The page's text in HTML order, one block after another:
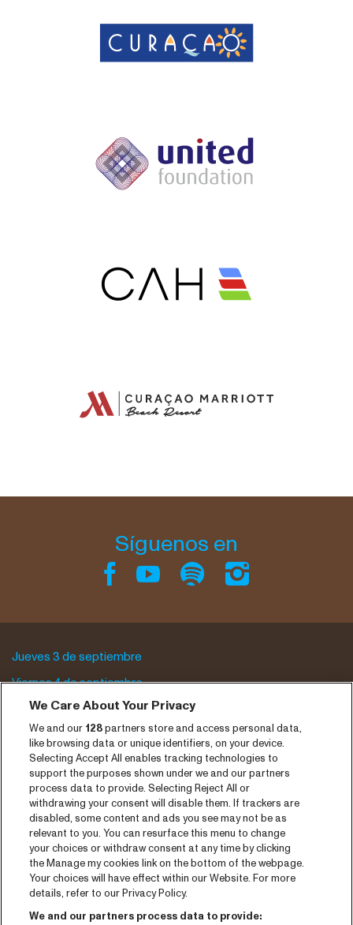
Síguenos en
Jueves 3 de septiembre
Viernes 4 de septiembre
Sábado 5 de septiembre
Archivo del programa
Entradas
Notisia
Prensa
Contaco
CNSJ26 Spotify playlist
Facebook
We Care About Your Privacy
We and our 128partners store and access personal data,
like browsing data or unique identifiers, on your device.
Selecting Accept All enables tracking technologies to
support the purposes shown under we and our partners
process data to provide. Selecting Reject All or
withdrawing your consent will disable them. If trackers are
disabled, some content and ads you see may not be as
relevant to you. You can resurface this menu to change
your choices or withdraw consent at any time by clicking
the Manage my cookies link on the bottom of the webpage.
Your choices will have effect within our Website. For more
details, refer to our Privacy Policy.
We and our partners process data to provide: